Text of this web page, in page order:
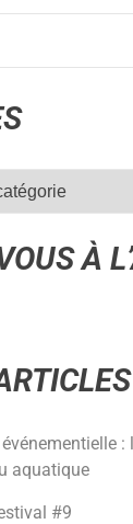
À
:
aquatique
#9